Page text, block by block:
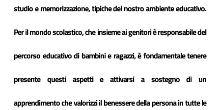
studio e memorizzazione, tipiche del nostro ambiente educativo.
Per il mondo scolastico, che insieme ai genitori è responsabile del
percorso educativo di bambini e ragazzi, è fondamentale tenere
presente questi aspetti e attivarsi a sostegno di un
apprendimento che valorizzi il benessere della persona in tutte le